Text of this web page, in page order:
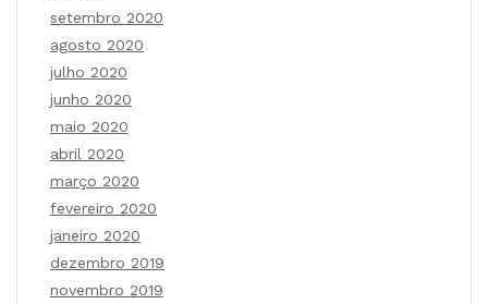
setembro 2020
agosto 2020
julho 2020
junho 2020
maio 2020
abril 2020
março 2020
fevereiro 2020
janeiro 2020
dezembro 2019
novembro 2019